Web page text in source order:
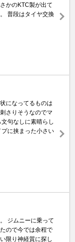
かのKTC製が出て
普段はタイヤ交換
になってるものは
さりそうなのでマ
句なしに素晴らし
に挟まった小さい
ジムニーに乗って
ので今では余程で
限り神経質に探し